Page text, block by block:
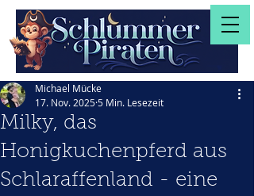
Milky, das
Honigkuchenpferd aus
Schlaraffenland - eine
Michael Mücke
17. Nov. 20255 Min. Lesezeit